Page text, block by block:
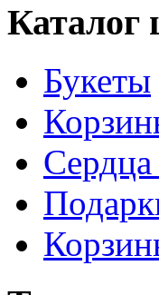
Каталог
Букеты
Сердца